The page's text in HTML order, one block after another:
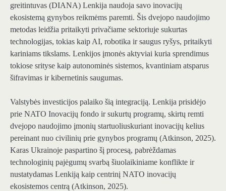
greitintuvas (DIANA) Lenkija naudoja savo inovacijų
ekosistemą gynybos reikmėms paremti. Šis dvejopo naudojimo
metodas leidžia pritaikyti privačiame sektoriuje sukurtas
technologijas, tokias kaip AI, robotika ir saugus ryšys, pritaikyti
kariniams tikslams. Lenkijos įmonės aktyviai kuria sprendimus
tokiose srityse kaip autonominės sistemos, kvantiniam atsparus
šifravimas ir kibernetinis saugumas.
Valstybės investicijos palaiko šią integraciją. Lenkija prisidėjo
prie NATO Inovacijų fondo ir sukurtų programų, skirtų remti
dvejopo naudojimo įmonių startuoliuskuriant inovacijų kelius
pereinant nuo civilinių prie gynybos programų (Atkinson, 2025).
Karas Ukrainoje paspartino šį procesą, pabrėždamas
technologinių pajėgumų svarbą šiuolaikiniame konflikte ir
nustatydamas Lenkiją kaip centrinį NATO inovacijų
ekosistemos centrą (Atkinson, 2025).